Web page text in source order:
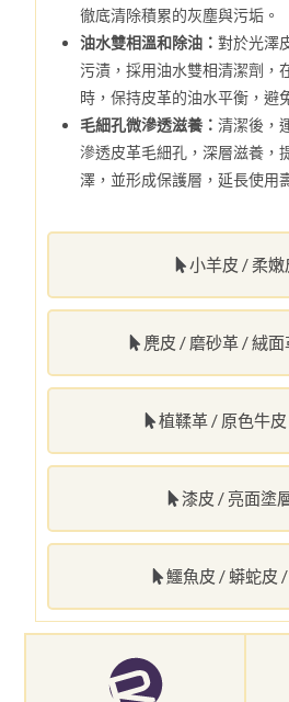
小羊皮 / 柔嫩
麂皮 / 磨砂革 / 絨
植鞣革 / 原色牛
漆皮 / 亮面塗
鱷魚皮 / 蟒蛇皮
徹底清除積累的灰塵與污垢。
油水雙相溫和除油：對於光澤
污漬，採用油水雙相清潔劑，
時，保持皮革的油水平衡，避
毛細孔微滲透滋養：清潔後，
滲透皮革毛細孔，深層滋養，
澤，並形成保護層，延長使用